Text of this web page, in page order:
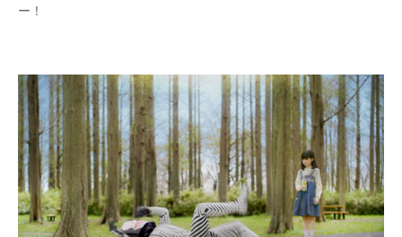
モノづくり技術者専門サイト
エレクトロニクス専門サイト
電子設計の基本と応用
エネルギーの専門メディア
ー！